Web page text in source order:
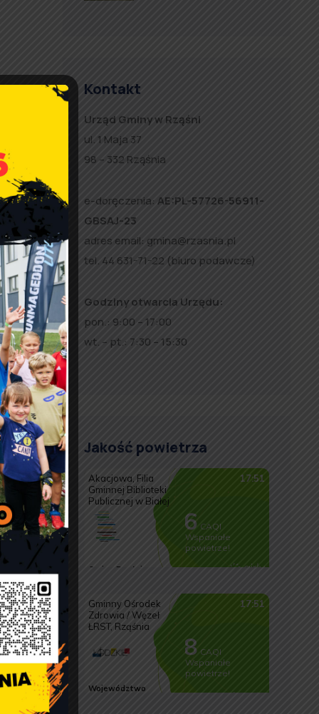
Kontakt
Urząd Gminy w Rząśni
ul. 1 Maja 37
98 – 332 Rząśnia
e-doręczenia: AE:PL-57726-56911-
GBSAJ-23
adres email: gmina@rzasnia.pl
tel. 44 631-71-22 (biuro podawcze)
Godziny otwarcia Urzędu:
pon.: 9:00 – 17:00
wt. – pt.: 7:30 – 15:30
Jakość powietrza